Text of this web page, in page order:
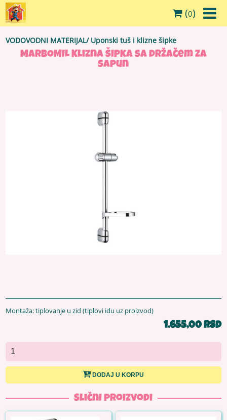
(0)
VODOVODNI MATERIJAL/ Uponski tuš i klizne šipke
MARBOMIL Klizna šipka sa držačem za
sapun
Montaža: tiplovanje u zid (tiplovi idu uz proizvod)
1.655,00 RSD
DODAJ U KORPU
Slični proizvodi